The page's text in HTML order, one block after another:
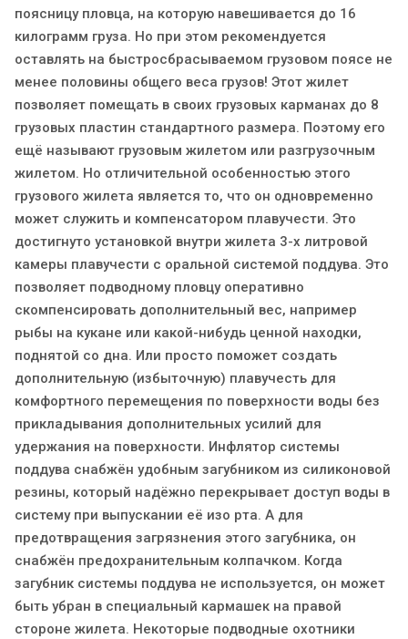
поясницу пловца, на которую навешивается до 16
килограмм груза. Но при этом рекомендуется
оставлять на быстросбрасываемом грузовом поясе не
менее половины общего веса грузов! Этот жилет
позволяет помещать в своих грузовых карманах до 8
грузовых пластин стандартного размера. Поэтому его
ещё называют грузовым жилетом или разгрузочным
жилетом. Но отличительной особенностью этого
грузового жилета является то, что он одновременно
может служить и компенсатором плавучести. Это
достигнуто установкой внутри жилета 3-х литровой
камеры плавучести с оральной системой поддува. Это
позволяет подводному пловцу оперативно
скомпенсировать дополнительный вес, например
рыбы на кукане или какой-нибудь ценной находки,
поднятой со дна. Или просто поможет создать
дополнительную (избыточную) плавучесть для
комфортного перемещения по поверхности воды без
прикладывания дополнительных усилий для
удержания на поверхности. Инфлятор системы
поддува снабжён удобным загубником из силиконовой
резины, который надёжно перекрывает доступ воды в
систему при выпускании её изо рта. А для
предотвращения загрязнения этого загубника, он
снабжён предохранительным колпачком. Когда
загубник системы поддува не используется, он может
быть убран в специальный кармашек на правой
стороне жилета. Некоторые подводные охотники